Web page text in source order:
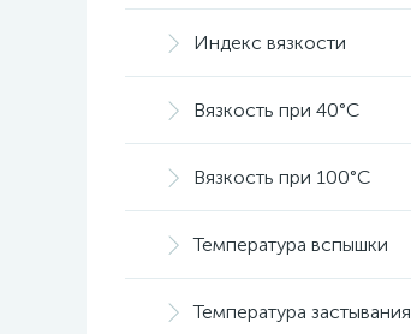
Индекс вязкости
Вязкость при 40°С
Вязкость при 100°С
Температура вспышки
Температура застывания